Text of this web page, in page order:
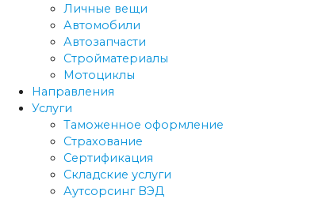
Личные вещи
Автомобили
Автозапчасти
Стройматериалы
Мотоциклы
Направления
Услуги
Таможенное оформление
Страхование
Сертификация
Складские услуги
Аутсорсинг ВЭД